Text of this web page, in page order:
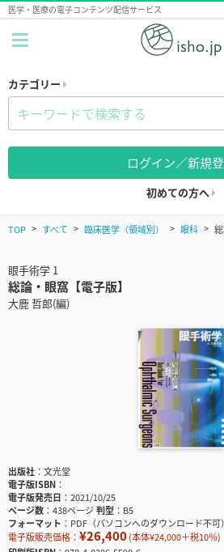
医学・医療の電子コンテンツ配信サービス
カテゴリー
ログイン／新規
初めての方へ
TOP すべて 臨床医学（領域別） 眼科
眼手術学 1
総論・眼窩【電子版】
大鹿 哲郎(編)
出版社
文光堂
電子版ISBN
電子版発売日
2021/10/25
ページ数
438ページ判型
B5
フォーマット
PDF（パソコンへのダウンロード不可）
電子版販売価格： ¥26,400(本体¥24,000＋税10％)